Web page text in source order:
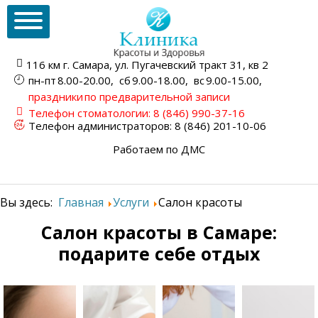
116 км г. Самара, ул. Пугачевский тракт 31, кв 2
пн-пт8.00-20.00, сб9.00-18.00, вс9.00-15.00,
праздникипо предварительной записи
Телефон стоматологии: 8 (846) 990-37-16
Телефон администраторов: 8 (846) 201-10-06
Работаем по ДМС
Вы здесь: Главная Услуги Салон красоты
Салон красоты в Самаре:
подарите себе отдых